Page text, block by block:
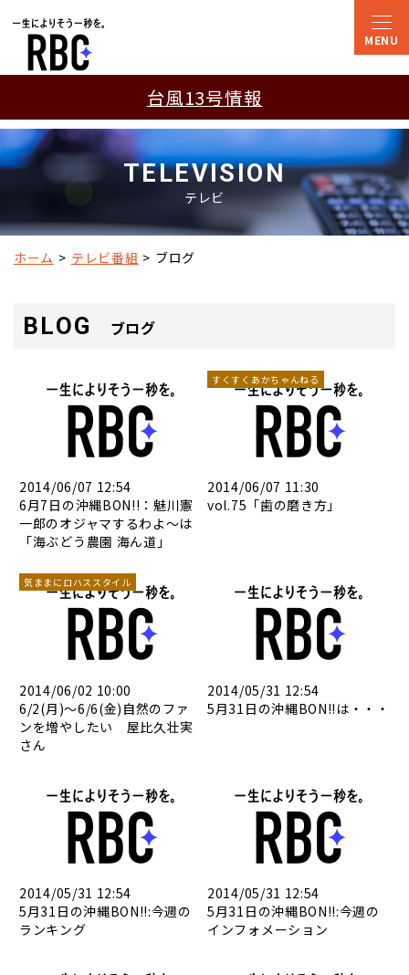
台風13号情報
TELEVISION
テレビ
ホーム テレビ番組 ブログ
BLOG ブログ
2014/06/07 12:54
6月7日の沖縄BON!!：魅川憲
一郎のオジャマするわよ～は
「海ぶどう農園 海ん道」
すくすくあかちゃんねる
2014/06/07 11:30
vol.75「歯の磨き方」
気ままにロハススタイル
2014/06/02 10:00
6/2(月)～6/6(金)自然のファ
ンを増やしたい 屋比久壮実
さん
2014/05/31 12:54
5月31日の沖縄BON!!は・・・
2014/05/31 12:54
5月31日の沖縄BON!!:今週の
ランキング
2014/05/31 12:54
5月31日の沖縄BON!!:今週の
インフォメーション